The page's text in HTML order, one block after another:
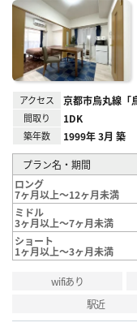
アクセス 京都市烏丸線「
間取り 1DK
築年数 1999年 3月 築
プラン名・期間
ロング
7ヶ月以上～12ヶ月未満
ミドル
3ヶ月以上～7ヶ月未満
ショート
1ヶ月以上～3ヶ月未満
wifiあり
駅近